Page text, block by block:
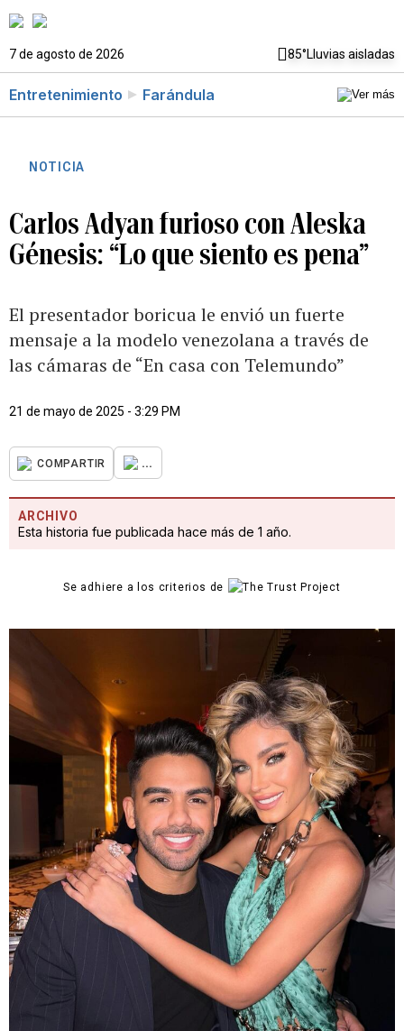
7 de agosto de 2026 85°Lluvias aisladas
Entretenimiento Farándula
NOTICIA
Carlos Adyan furioso con Aleska
Génesis: “Lo que siento es pena”
El presentador boricua le envió un fuerte
mensaje a la modelo venezolana a través de
las cámaras de “En casa con Telemundo”
21 de mayo de 2025 - 3:29 PM
COMPARTIR ...
ARCHIVO
Esta historia fue publicada hace más de 1 año.
Se adhiere a los criterios de